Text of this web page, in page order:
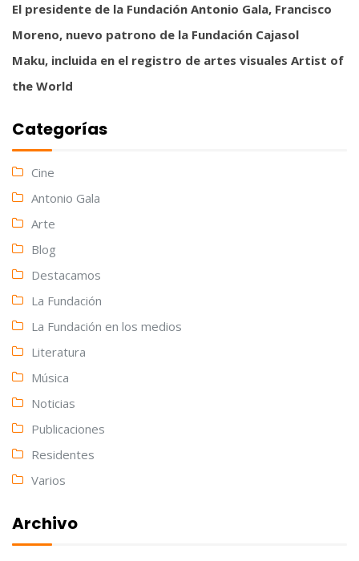
El presidente de la Fundación Antonio Gala, Francisco
Moreno, nuevo patrono de la Fundación Cajasol
Maku, incluida en el registro de artes visuales Artist of
the World
Categorías
Cine
Antonio Gala
Arte
Blog
Destacamos
La Fundación
La Fundación en los medios
Literatura
Música
Noticias
Publicaciones
Residentes
Varios
Archivo